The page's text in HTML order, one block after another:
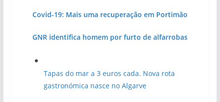
Covid-19: Mais uma recuperação em Portimão
GNR identifica homem por furto de alfarrobas
Tapas do mar a 3 euros cada. Nova rota
gastronómica nasce no Algarve